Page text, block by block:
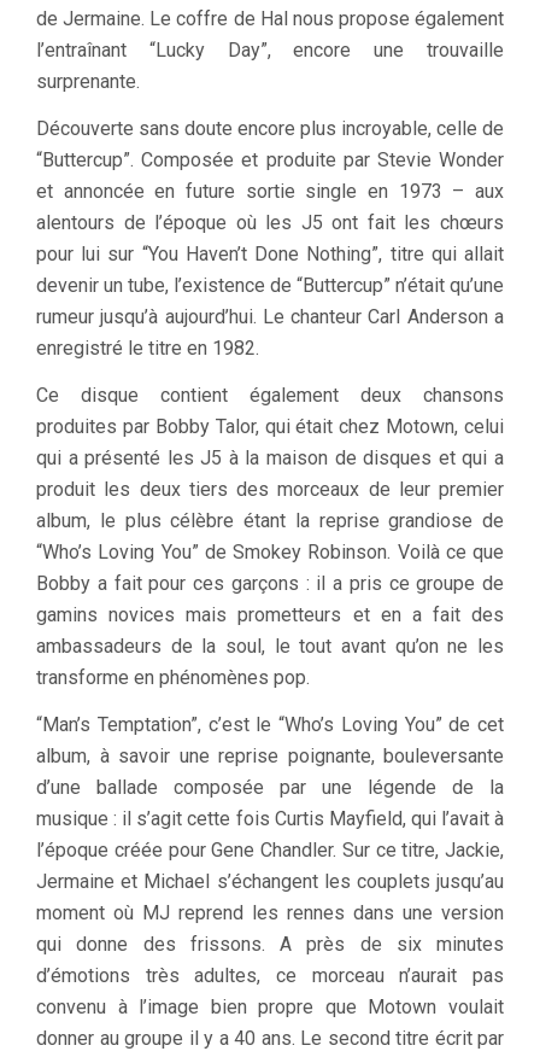
de Jermaine. Le coffre de Hal nous propose également
l’entraînant “Lucky Day”, encore une trouvaille
surprenante.
Découverte sans doute encore plus incroyable, celle de
“Buttercup”. Composée et produite par Stevie Wonder
et annoncée en future sortie single en 1973 – aux
alentours de l’époque où les J5 ont fait les chœurs
pour lui sur “You Haven’t Done Nothing”, titre qui allait
devenir un tube, l’existence de “Buttercup” n’était qu’une
rumeur jusqu’à aujourd’hui. Le chanteur Carl Anderson a
enregistré le titre en 1982.
Ce disque contient également deux chansons
produites par Bobby Talor, qui était chez Motown, celui
qui a présenté les J5 à la maison de disques et qui a
produit les deux tiers des morceaux de leur premier
album, le plus célèbre étant la reprise grandiose de
“Who’s Loving You” de Smokey Robinson. Voilà ce que
Bobby a fait pour ces garçons : il a pris ce groupe de
gamins novices mais prometteurs et en a fait des
ambassadeurs de la soul, le tout avant qu’on ne les
transforme en phénomènes pop.
“Man’s Temptation”, c’est le “Who’s Loving You” de cet
album, à savoir une reprise poignante, bouleversante
d’une ballade composée par une légende de la
musique : il s’agit cette fois Curtis Mayfield, qui l’avait à
l’époque créée pour Gene Chandler. Sur ce titre, Jackie,
Jermaine et Michael s’échangent les couplets jusqu’au
moment où MJ reprend les rennes dans une version
qui donne des frissons. A près de six minutes
d’émotions très adultes, ce morceau n’aurait pas
convenu à l’image bien propre que Motown voulait
donner au groupe il y a 40 ans. Le second titre écrit par